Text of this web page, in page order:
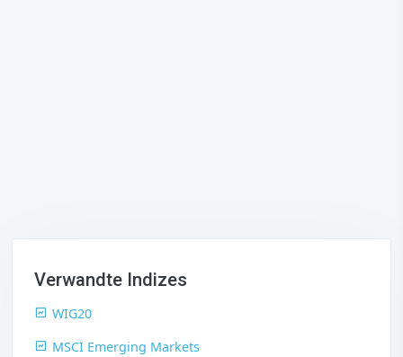
Verwandte Indizes
WIG20
MSCI Emerging Markets